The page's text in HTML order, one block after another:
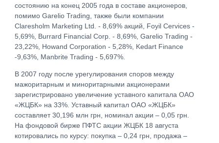
состоянию на конец 2005 года в составе акционеров,
помимо Garelio Trading, также были компании
Claresholm Marketing Ltd. - 8,69% акций, Foyil Cervices -
5,69%, Burrard Financial Corp. - 8,69%, Garelio Trading -
23,22%, Howand Corporation - 5,28%, Kedart Finance
-9,63%, Manbrite Trading - 5,697%.
В 2007 году после урегулирования споров между
мажоритарным и миноритарными акционерами
зарегистрировано увеличение уставного капитала ОАО
«ЖЦБК» на 33%. Уставный капитал ОАО «ЖЦБК»
составляет 30,196 млн грн, номинал акции – 0,05 грн.
На фондовой бирже ПФТС акции ЖЦБК 18 августа
котировались по курсу: покупка – 0,24 грн, продажа –